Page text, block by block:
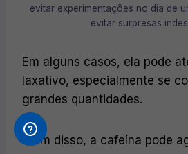
evitar experimentações no dia de
evitar surpresas
Em alguns casos, ela pode
laxativo, especialmente se
grandes quantidades.
Além disso, a cafeína pode